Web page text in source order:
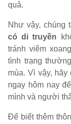
quả.
Như vậy, chúng
có di truyền
tránh viêm
tình trạng
mùa. Vì vậy,
ngay hôm nay
mình và người
Để biết thêm